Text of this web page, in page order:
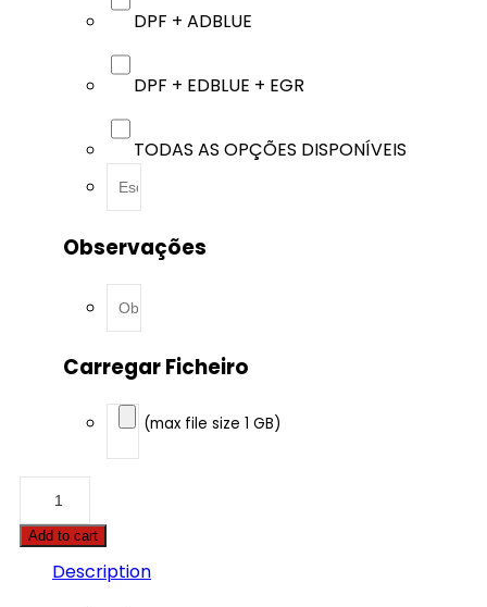
DPF + ADBLUE
DPF + EDBLUE + EGR
TODAS AS OPÇÕES DISPONÍVEIS
Observações
Carregar Ficheiro
(max file size 1 GB)
Romeo
-
Spider
Add to cart
Description